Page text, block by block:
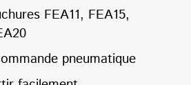
FEA11, FEA15,
pneumatique